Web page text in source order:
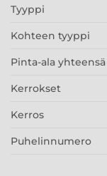
Tyyppi
Kohteen tyyppi
Pinta-ala yhteensä
Kerrokset
Kerros
Puhelinnumero